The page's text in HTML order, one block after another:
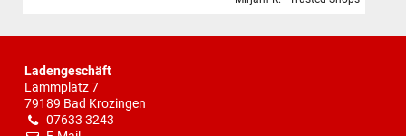
Ladengeschäft
Lammplatz 7
79189 Bad Krozingen
07633 3243